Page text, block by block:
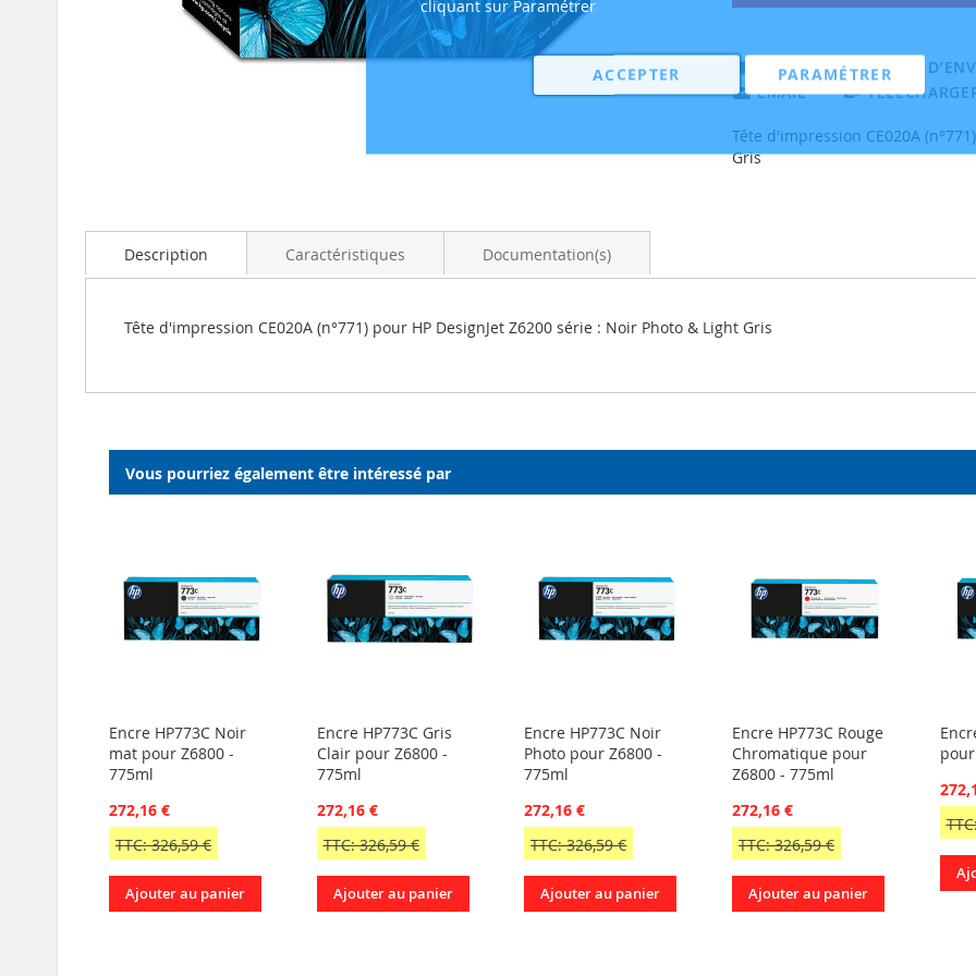
cliquant sur Paramétrer
ACCEPTER PARAMÉTRER
AJOUTER À MA LISTE
EMAIL
Tête d'impression CE020A
Gris
beginning
gallery
Description
Tête d'impression CE020A (n°771) pour HP DesignJet Z6200 série : Noir Photo & Light Gris
Caractéristiques Documentation(s)
Vous pourriez également être intéressé par
Encre HP773C Noir
mat pour Z6800 -
775ml
272,16 €
TTC: 326,59 €
Ajouter au panier
Encre HP773C Gris
Clair pour Z6800 -
775ml
272,16 €
TTC: 326,59 €
Ajouter au panier
Encre HP773C Noir
Photo pour Z6800 -
775ml
272,16 €
TTC: 326,59 €
Ajouter au panier
Encre HP773C Rouge
Chromatique pour
Z6800 - 775ml
272,16 €
TTC: 326,59 €
Ajouter au panier